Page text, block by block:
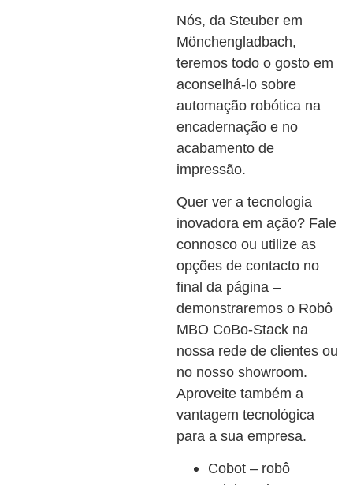
Nós, da Steuber em
Mönchengladbach,
teremos todo o gosto em
aconselhá-lo sobre
automação robótica na
encadernação e no
acabamento de
impressão.
Quer ver a tecnologia
inovadora em ação? Fale
connosco ou utilize as
opções de contacto no
final da página –
demonstraremos o Robô
MBO CoBo-Stack na
nossa rede de clientes ou
no nosso showroom.
Aproveite também a
vantagem tecnológica
para a sua empresa.
Cobot – robô